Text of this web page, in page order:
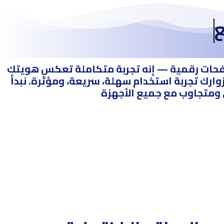
رقمية — إنه تجربة متكاملة تعكس هويتك
تجربة استخدام سهلة، سريعة، ومؤثرة. نبدأ
مع جميع الأجهزة